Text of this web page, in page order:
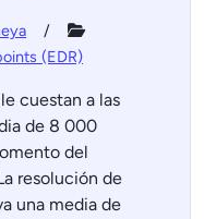
(EDR)
cuestan a las
de 8 000
del
resolución de
una media de